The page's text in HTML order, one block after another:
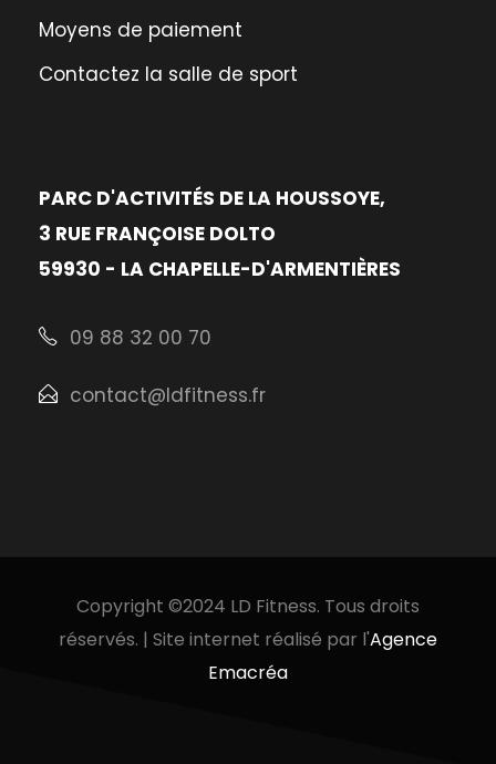
Moyens de paiement
Contactez la salle de sport
PARC D'ACTIVITÉS DE LA HOUSSOYE,
3 RUE FRANÇOISE DOLTO
59930 - LA CHAPELLE-D'ARMENTIÈRES
09 88 32 00 70
contact@ldfitness.fr
Copyright ©2024 LD Fitness. Tous droits
réservés. | Site internet réalisé par l'Agence
Emacréa